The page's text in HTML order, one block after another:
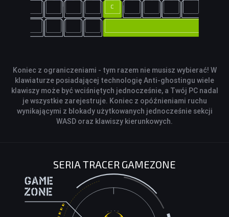
Koniec z ograniczeniami - tym razem nie musisz wybierać! W
klawiaturze posiadającej technologię Anti-ghostingu wiele
klawiszy może być wciśniętych jednocześnie, a Twój PC nadal
je wszystkie zarejestruje. Koniec z opóźnieniami ruchu
wynikającymi z blokady użytkowanych jednocześnie sekcji
WASD oraz klawiszy kierunkowych.
SERIA TRACER GAMEZONE